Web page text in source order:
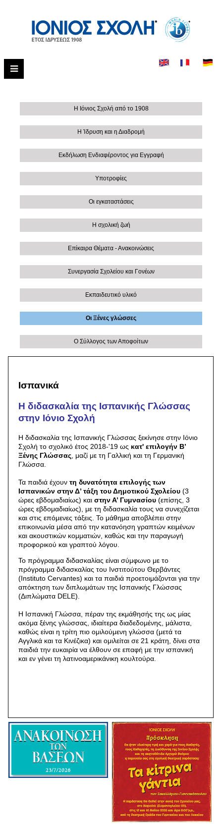
Η Ιόνιος Σχολή από το 1908
Η Ίδρυση και η Διαδρομή
Εκδήλωση Ενδιαφέροντος για Εγγραφή
Υποτροφίες
Οι εγκαταστάσεις
Η σχολική ζωή
Επίκαιρα Θέματα - Ανακοινώσεις
Συνεργασία Σχολείου και Γονέων
Εκπαιδευτικό υλικό
Οι Ξένες γλώσσες
Ο Σύλλογος των Αποφοίτων
Ισπανικά
Η διδασκαλία της Ισπανικής Γλώσσας
στην Ιόνιο Σχολή
Η διδασκαλία της Ισπανικής Γλώσσας ξεκίνησε στην Ιόνιο
Σχολή το σχολικό έτος 2018-'19 ως κατ' επιλογήν Β’
Ξένης Γλώσσας , μαζί με τη Γαλλική και τη Γερμανική
Γλώσσα.
Τα παιδιά έχουντη δυνατότητα επιλογής των
Ισπανικών στην Δ’ τάξη του Δημοτικού Σχολείου (3
ώρες εβδομαδιαίως) καιστην Α’ Γυμνασίου (επίσης, 3
ώρες εβδομαδιαίως), με τη διδασκαλία τους να συνεχίζεται
και στις επόμενες τάξεις. Το μάθημα αποβλέπει στην
επικοινωνία μέσα από την κατανόηση γραπτών κειμένων
και ακουστικών κομματιών, καθώς και την παραγωγή
προφορικού και γραπτού λόγου.
To πρόγραμμα διδασκαλίας είναι σύμφωνο με το
πρόγραμμα διδασκαλίας του Ινστιτούτου Θερβάντες
(Instituto Cervantes) και τα παιδιά προετοιμάζονται για την
απόκτηση των διπλωμάτων της Ισπανικής Γλώσσας
(Διπλώματα DELE).
Η Ισπανική Γλώσσα, πέραν της εκμάθησής της ως μίας
ακόμα ξένης γλώσσας, ιδιαίτερα διαδεδομένης, μάλιστα,
καθώς είναι η τρίτη πιο ομιλούμενη γλώσσα (μετά τα
Αγγλικά και τα Κινέζικα) και ομιλείται σε 21 κράτη, δίνει στα
παιδιά την ευκαιρία να έλθουν σε επαφή με την ισπανική
και εν γένει τη λατινοαμερικάνικη κουλτούρα.